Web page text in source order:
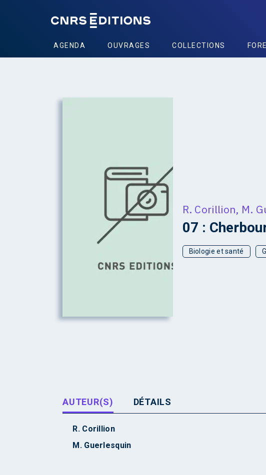
AGENDA OUVRAGES COLLECTIONS
R. Corillion, M.
07 :
Biologie et santé
AUTEUR(S) DÉTAILS
R. Corillion
M. Guerlesquin